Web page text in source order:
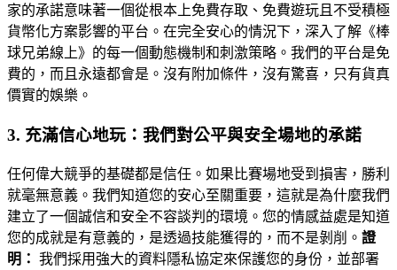
家的承諾意味著一個從根本上免費存取、免費遊玩且不受積極
貨幣化方案影響的平台。在完全安心的情況下，深入了解《棒
球兄弟線上》的每一個動態機制和刺激策略。我們的平台是免
費的，而且永遠都會是。沒有附加條件，沒有驚喜，只有貨真
價實的娛樂。
3. 充滿信心地玩：我們對公平與安全場地的承諾
任何偉大競爭的基礎都是信任。如果比賽場地受到損害，勝利
就毫無意義。我們知道您的安心至關重要，這就是為什麼我們
建立了一個誠信和安全不容談判的環境。您的情感益處是知道
您的成就是有意義的，是透過技能獲得的，而不是剝削。 證
明： 我們採用強大的資料隱私協定來保護您的身份，並部署